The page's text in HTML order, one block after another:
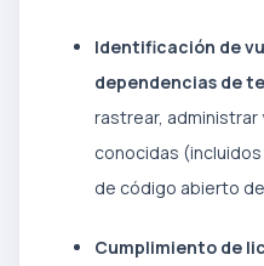
Identificación de
dependencias de
rastrear, administrar
conocidas
de código abierto
Cumplimiento de